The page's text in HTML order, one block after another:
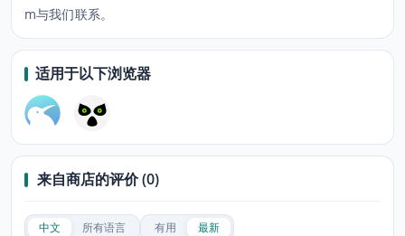
m与我们联系。
适用于以下浏览器
来自商店的评价 (0)
中文 所有语言 有用 最新